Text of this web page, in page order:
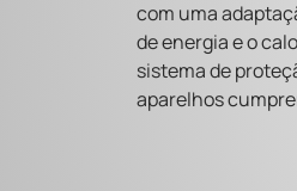
com uma
de energia e o
sistema de
aparelhos